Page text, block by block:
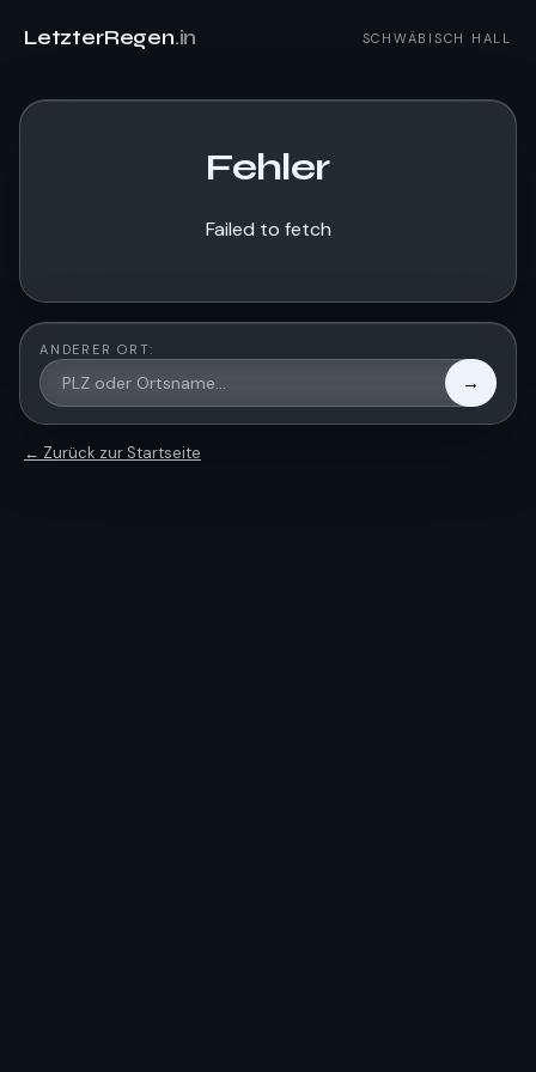
LetzterRegen.in SCHWÄBISCH HALL
Fehler
Failed to fetch
ANDERER ORT:
→
← Zurück zur Startseite